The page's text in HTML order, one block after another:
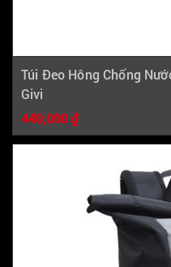
Túi Đeo Hông Chống
Givi
440,000 ₫